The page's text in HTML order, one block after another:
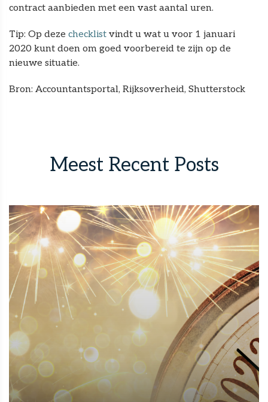
contract aanbieden met een vast aantal uren.
Tip: Op deze checklist vindt u wat u voor 1 januari
2020 kunt doen om goed voorbereid te zijn op de
nieuwe situatie.
Bron: Accountantsportal, Rijksoverheid, Shutterstock
Meest Recent Posts